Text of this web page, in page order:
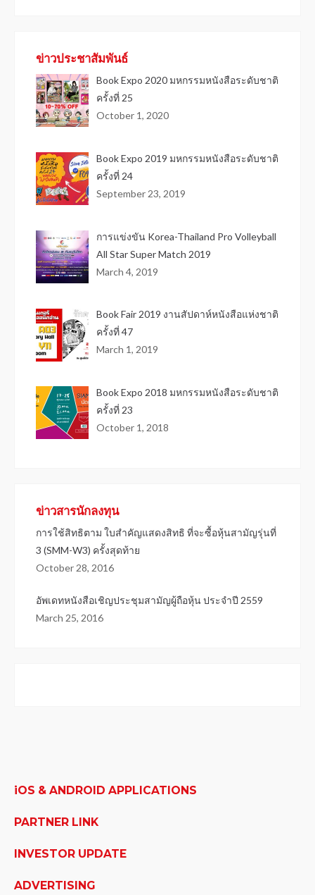
ข่าวประชาสัมพันธ์
Book Expo 2020 มหกรรมหนังสือระดับชาติ
ครั้งที่ 25
October 1, 2020
Book Expo 2019 มหกรรมหนังสือระดับชาติ
ครั้งที่ 24
September 23, 2019
การแข่งขัน Korea-Thailand Pro Volleyball
All Star Super Match 2019
March 4, 2019
Book Fair 2019 งานสัปดาห์หนังสือแห่งชาติ
ครั้งที่ 47
March 1, 2019
Book Expo 2018 มหกรรมหนังสือระดับชาติ
ครั้งที่ 23
October 1, 2018
ข่าวสารนักลงทุน
การใช้สิทธิตาม ใบสำคัญแสดงสิทธิ ที่จะซื้อหุ้นสามัญรุ่นที่
3 (SMM-W3) ครั้งสุดท้าย
October 28, 2016
อัพเดทหนังสือเชิญประชุมสามัญผู้ถือหุ้น ประจำปี 2559
March 25, 2016
iOS & ANDROID APPLICATIONS
PARTNER LINK
INVESTOR UPDATE
ADVERTISING